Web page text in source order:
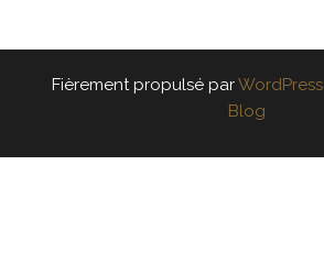
Fièrement propulsé parWordPress
Blog